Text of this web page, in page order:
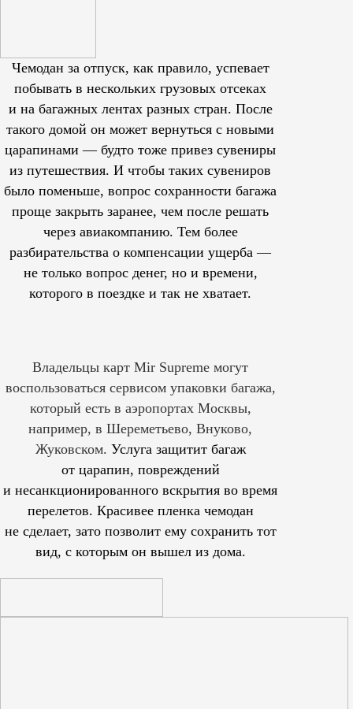
Чемодан за отпуск, как правило, успевает
побывать в нескольких грузовых отсеках
и на багажных лентах разных стран. После
такого домой он может вернуться с новыми
царапинами — будто тоже привез сувениры
из путешествия. И чтобы таких сувениров
было поменьше, вопрос сохранности багажа
проще закрыть заранее, чем после решать
через авиакомпанию. Тем более
разбирательства о компенсации ущерба —
не только вопрос денег, но и времени,
которого в поездке и так не хватает.
Владельцы карт Mir Supreme могут
воспользоваться сервисом упаковки багажа,
который есть в аэропортах Москвы,
например, в Шереметьево, Внуково,
Жуковском. Услуга защитит багаж
от царапин, повреждений
и несанкционированного вскрытия во время
перелетов. Красивее пленка чемодан
не сделает, зато позволит ему сохранить тот
вид, с которым он вышел из дома.